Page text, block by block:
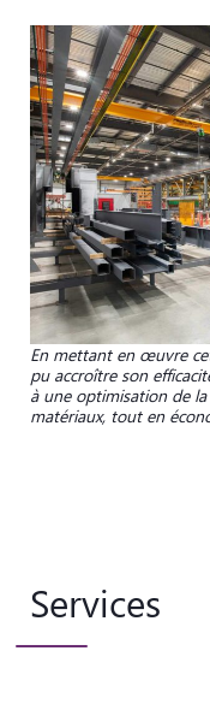
En mettant en œuvre
pu accroître son
à une optimisation de
matériaux, tout en
Services